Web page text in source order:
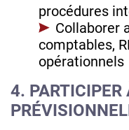
procédures
Collaborer
comptables,
opérationnels
4. PARTICIPER